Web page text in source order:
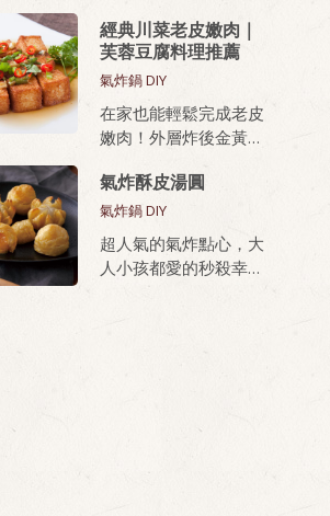
經典川菜老皮嫩肉｜
芙蓉豆腐料理推薦
氣炸鍋 DIY
在家也能輕鬆完成老皮
嫩肉！外層炸後金黃酥
厚，無論油炸或氣炸都
好上手，新手也能做出
餐廳級美味。
桂冠芙蓉豆腐，就是做
氣炸酥皮湯圓
氣炸鍋 DIY
超人氣的氣炸點心，大
人小孩都愛的秒殺幸福